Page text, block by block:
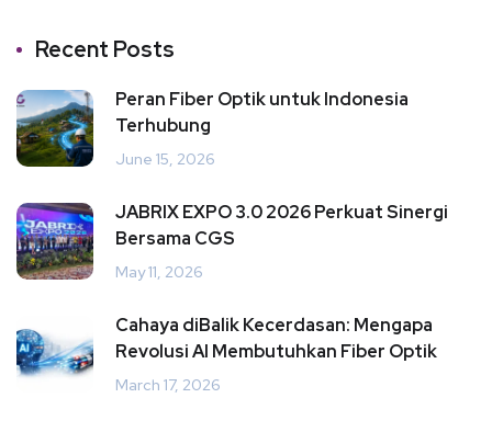
Recent Posts
Peran Fiber Optik untuk Indonesia
Terhubung
June 15, 2026
JABRIX EXPO 3.0 2026 Perkuat Sinergi
Bersama CGS
May 11, 2026
Cahaya diBalik Kecerdasan: Mengapa
Revolusi AI Membutuhkan Fiber Optik
March 17, 2026